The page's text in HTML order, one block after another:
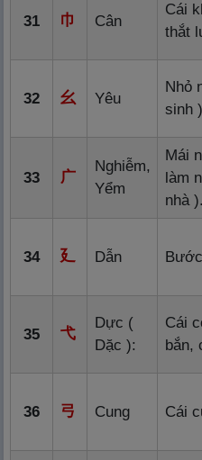
31 巾 Cân
Cái
thắt
32 幺 Yêu
Nhỏ
sinh
33 广
NGHIỄM, YỂM, QUẢNG,
Nghiễm,
Yểm
Mái
làm
nhà ).
34 廴 Dẫn
35 弋
Dực (
Dặc ):
Cái
bắn,
36 弓 Cung Cái